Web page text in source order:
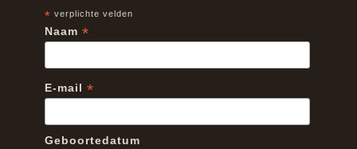
* verplichte velden
Naam *
E-mail *
Geboortedatum